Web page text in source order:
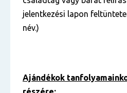
jelentkezési lapon
név.)
Ajándékok